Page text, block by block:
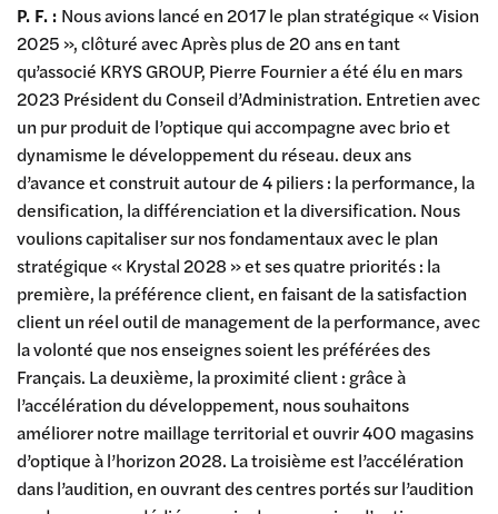
P. F. : Nous avions lancé en 2017 le plan stratégique « Vision
2025 », clôturé avec Après plus de 20 ans en tant
qu’associé KRYS GROUP, Pierre Fournier a été élu en mars
2023 Président du Conseil d’Administration. Entretien avec
un pur produit de l’optique qui accompagne avec brio et
dynamisme le développement du réseau. deux ans
d’avance et construit autour de 4 piliers : la performance, la
densification, la différenciation et la diversification. Nous
voulions capitaliser sur nos fondamentaux avec le plan
stratégique « Krystal 2028 » et ses quatre priorités : la
première, la préférence client, en faisant de la satisfaction
client un réel outil de management de la performance, avec
la volonté que nos enseignes soient les préférées des
Français. La deuxième, la proximité client : grâce à
l’accélération du développement, nous souhaitons
améliorer notre maillage territorial et ouvrir 400 magasins
d’optique à l’horizon 2028. La troisième est l’accélération
dans l’audition, en ouvrant des centres portés sur l’audition